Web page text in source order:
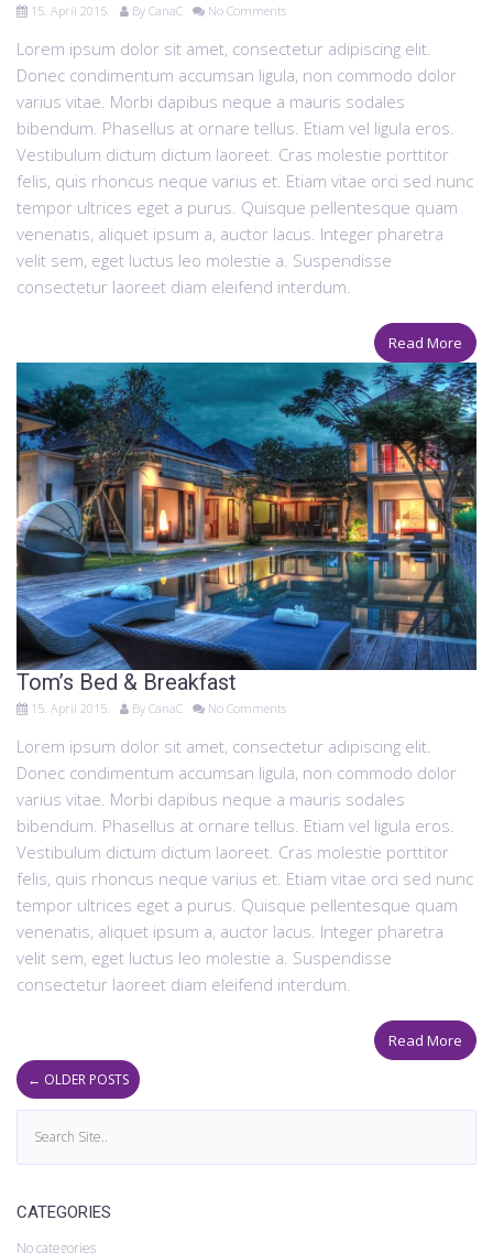
15. April 2015. By CanaC No Comments
Lorem ipsum dolor sit amet, consectetur adipiscing elit.
Donec condimentum accumsan ligula, non commodo dolor
varius vitae. Morbi dapibus neque a mauris sodales
bibendum. Phasellus at ornare tellus. Etiam vel ligula eros.
Vestibulum dictum dictum laoreet. Cras molestie porttitor
felis, quis rhoncus neque varius et. Etiam vitae orci sed nunc
tempor ultrices eget a purus. Quisque pellentesque quam
venenatis, aliquet ipsum a, auctor lacus. Integer pharetra
velit sem, eget luctus leo molestie a. Suspendisse
consectetur laoreet diam eleifend interdum.
Read More
Tom’s Bed & Breakfast
15. April 2015. By CanaC No Comments
Lorem ipsum dolor sit amet, consectetur adipiscing elit.
Donec condimentum accumsan ligula, non commodo dolor
varius vitae. Morbi dapibus neque a mauris sodales
bibendum. Phasellus at ornare tellus. Etiam vel ligula eros.
Vestibulum dictum dictum laoreet. Cras molestie porttitor
felis, quis rhoncus neque varius et. Etiam vitae orci sed nunc
tempor ultrices eget a purus. Quisque pellentesque quam
venenatis, aliquet ipsum a, auctor lacus. Integer pharetra
velit sem, eget luctus leo molestie a. Suspendisse
consectetur laoreet diam eleifend interdum.
Read More
← OLDER POSTS
CATEGORIES
No categories